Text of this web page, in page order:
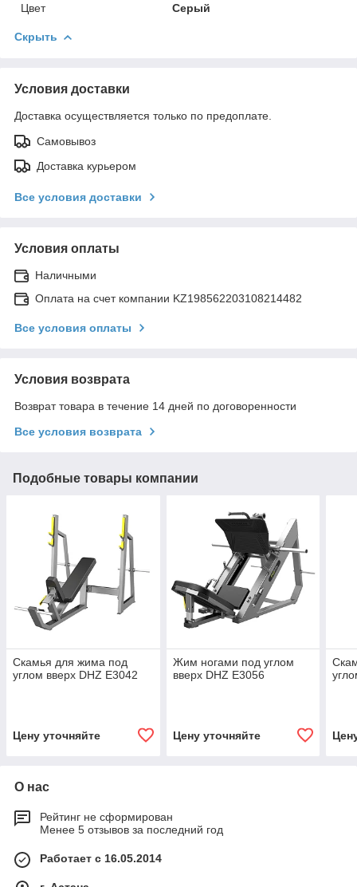
Цвет
Серый
Скрыть
Условия доставки
Доставка осуществляется только по предоплате.
Самовывоз
Доставка курьером
Все условия доставки
Условия оплаты
Наличными
Оплата на счет компании KZ198562203108214482
Все условия оплаты
Условия возврата
Возврат товара в течение 14 дней по договоренности
Все условия возврата
Подобные товары компании
Скамья для жима под
углом вверх DHZ E3042
Цену уточняйте
Жим ногами под углом
вверх DHZ E3056
Цену уточняйте
О нас
Рейтинг не сформирован
Менее 5 отзывов за последний год
Работает с 16.05.2014